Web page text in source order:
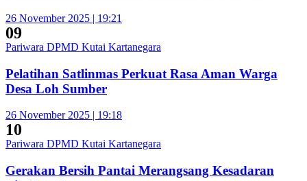
26 November 2025 | 19:21
09
Pariwara DPMD Kutai Kartanegara
Pelatihan Satlinmas Perkuat Rasa Aman Warga
Desa Loh Sumber
26 November 2025 | 19:18
10
Pariwara DPMD Kutai Kartanegara
Gerakan Bersih Pantai Merangsang Kesadaran